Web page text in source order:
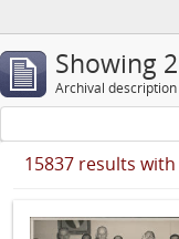
Showing
Archival description
15837 results